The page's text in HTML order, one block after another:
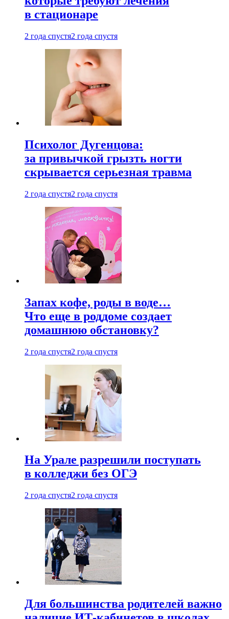
в стационаре
2 года спустя2 года спустя
Психолог Дугенцова:
за привычкой грызть ногти
скрывается серьезная травма
2 года спустя2 года спустя
Запах кофе, роды в воде…
Что еще в роддоме создает
домашнюю обстановку?
2 года спустя2 года спустя
На Урале разрешили поступать
в колледжи без ОГЭ
2 года спустя2 года спустя
Для большинства родителей важно